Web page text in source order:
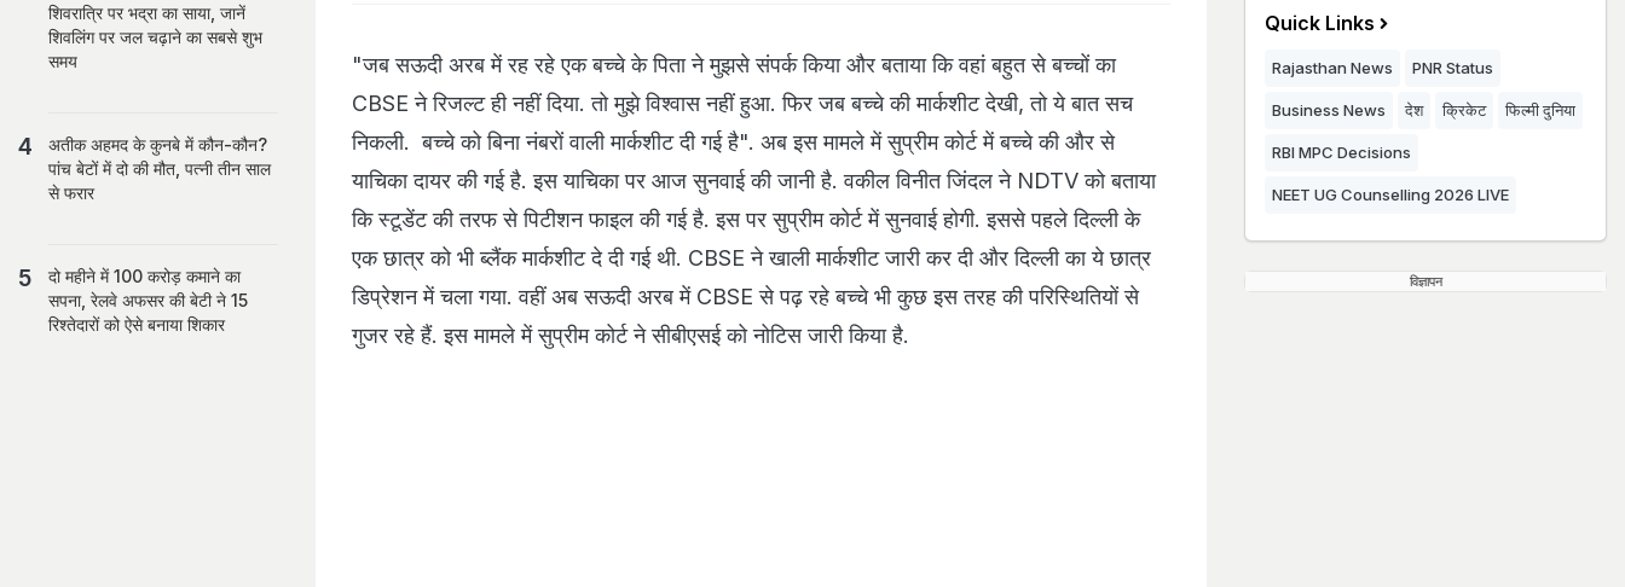
"जब सऊदी अरब में रह रहे एक बच्चे के पिता ने मुझसे संपर्क किया और बताया कि वहां बहुत से बच्चों का
CBSE ने रिजल्ट ही नहीं दिया. तो मुझे विश्वास नहीं हुआ. फिर जब बच्चे की मार्कशीट देखी, तो ये बात सच
निकली. बच्चे को बिना नंबरों वाली मार्कशीट दी गई है". अब इस मामले में सुप्रीम कोर्ट में बच्चे की और से
याचिका दायर की गई है. इस याचिका पर आज सुनवाई की जानी है. वकील विनीत जिंदल ने NDTV को बताया
कि स्टूडेंट की तरफ से पिटीशन फाइल की गई है. इस पर सुप्रीम कोर्ट में सुनवाई होगी. इससे पहले दिल्ली के
एक छात्र को भी ब्लैंक मार्कशीट दे दी गई थी. CBSE ने खाली मार्कशीट जारी कर दी और दिल्ली का ये छात्र
डिप्रेशन में चला गया. वहीं अब सऊदी अरब में CBSE से पढ़ रहे बच्चे भी कुछ इस तरह की परिस्थितियों से
गुजर रहे हैं. इस मामले में सुप्रीम कोर्ट ने सीबीएसई को नोटिस जारी किया है.
शिवरात्रि पर भद्रा का साया, जानें
शिवलिंग पर जल चढ़ाने का सबसे शुभ
समय
अतीक अहमद के कुनबे में कौन-कौन?
पांच बेटों में दो की मौत, पत्नी तीन साल
से फरार
दो महीने में 100 करोड़ कमाने का
सपना, रेलवे अफसर की बेटी ने 15
रिश्तेदारों को ऐसे बनाया शिकार
Quick Links
Rajasthan News PNR Status
Business News देश क्रिकेट फिल्मी दुनिया
RBI MPC Decisions
NEET UG Counselling 2026 LIVE
विज्ञापन